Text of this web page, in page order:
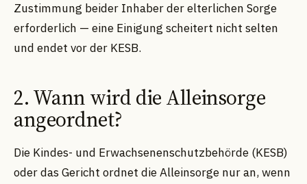
Zustimmung beider Inhaber der elterlichen Sorge
erforderlich — eine Einigung scheitert nicht selten
und endet vor der KESB.
2. Wann wird die Alleinsorge
angeordnet?
Die Kindes- und Erwachsenenschutzbehörde (KESB)
oder das Gericht ordnet die Alleinsorge nur an, wenn